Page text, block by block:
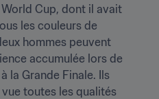
Cup, dont il avait
les couleurs de
hommes peuvent
accumulée lors de
la Grande Finale. Ils
toutes les qualités